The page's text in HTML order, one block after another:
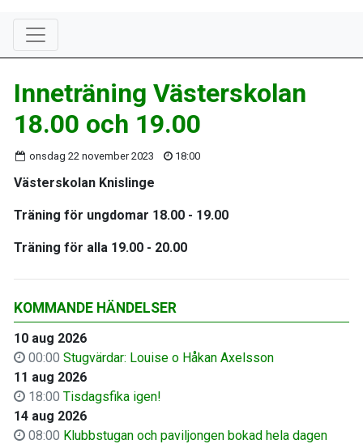
KOMMANDE HÄNDELSER
10 aug 2026
00:00 Stugvärdar: Louise o Håkan Axelsson
11 aug 2026
18:00 Tisdagsfika igen!
14 aug 2026
08:00 Klubbstugan och paviljongen bokad hela dagen
Inneträning Västerskolan
18.00 och 19.00
onsdag 22 november 2023 18:00
Västerskolan Knislinge
Träning för ungdomar 18.00 - 19.00
Träning för alla 19.00 - 20.00